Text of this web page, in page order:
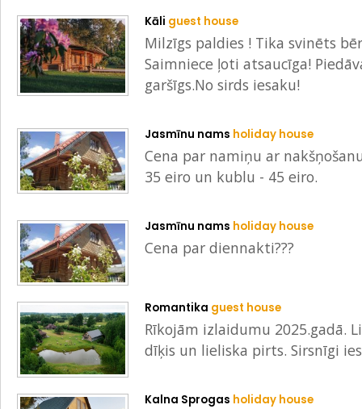
Kāli guest house
Milzīgs paldies ! Tika svinēts
Saimniece ļoti atsaucīga!
garšīgs.No sirds iesaku!
Jasmīnu nams holiday house
Cena par namiņu ar
35 eiro un kublu - 45 eiro.
Jasmīnu nams holiday house
Cena par diennakti???
Romantika guest house
Rīkojām izlaidumu 2025.gadā.
dīķis un lieliska pirts. Sirsnīgi
Kalna Sprogas holiday house